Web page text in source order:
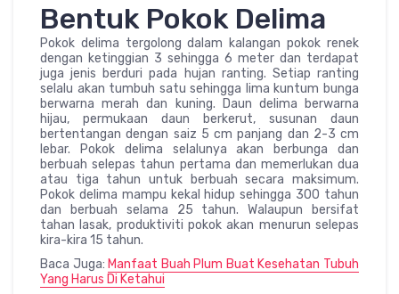
Bentuk Pokok Delima
Pokok delima tergolong dalam kalangan pokok renek
dengan ketinggian 3 sehingga 6 meter dan terdapat
juga jenis berduri pada hujan ranting. Setiap ranting
selalu akan tumbuh satu sehingga lima kuntum bunga
berwarna merah dan kuning. Daun delima berwarna
hijau, permukaan daun berkerut, susunan daun
bertentangan dengan saiz 5 cm panjang dan 2-3 cm
lebar. Pokok delima selalunya akan berbunga dan
berbuah selepas tahun pertama dan memerlukan dua
atau tiga tahun untuk berbuah secara maksimum.
Pokok delima mampu kekal hidup sehingga 300 tahun
dan berbuah selama 25 tahun. Walaupun bersifat
tahan lasak, produktiviti pokok akan menurun selepas
kira-kira 15 tahun.
Baca Juga: Manfaat Buah Plum Buat Kesehatan Tubuh
Yang Harus Di Ketahui